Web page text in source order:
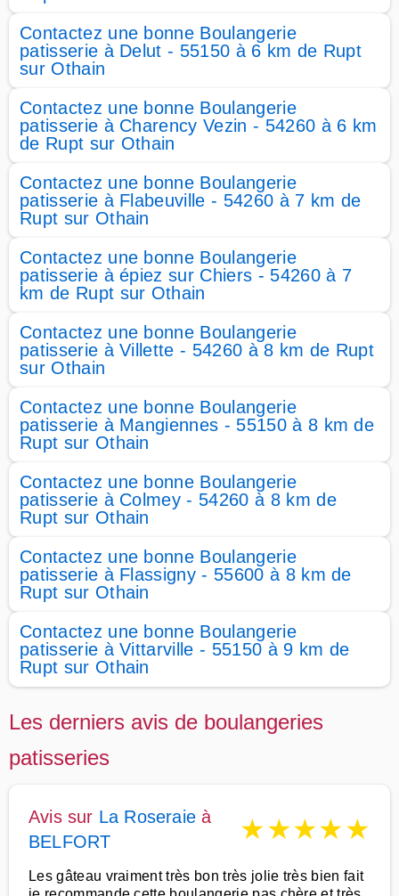
Contactez une bonne Boulangerie
patisserie à Delut - 55150 à 6 km de Rupt
sur Othain
Contactez une bonne Boulangerie
patisserie à Charency Vezin - 54260 à 6 km
de Rupt sur Othain
Contactez une bonne Boulangerie
patisserie à Flabeuville - 54260 à 7 km de
Rupt sur Othain
Contactez une bonne Boulangerie
patisserie à épiez sur Chiers - 54260 à 7
km de Rupt sur Othain
Contactez une bonne Boulangerie
patisserie à Villette - 54260 à 8 km de Rupt
sur Othain
Contactez une bonne Boulangerie
patisserie à Mangiennes - 55150 à 8 km de
Rupt sur Othain
Contactez une bonne Boulangerie
patisserie à Colmey - 54260 à 8 km de
Rupt sur Othain
Contactez une bonne Boulangerie
patisserie à Flassigny - 55600 à 8 km de
Rupt sur Othain
Contactez une bonne Boulangerie
patisserie à Vittarville - 55150 à 9 km de
Rupt sur Othain
Les derniers avis de boulangeries
patisseries
Avis sur La Roseraie à
BELFORT
★★★★★
Les gâteau vraiment très bon très jolie très bien fait